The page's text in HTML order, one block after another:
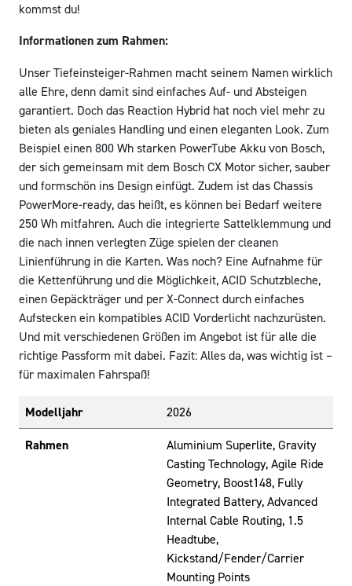
kommst du!
Informationen zum Rahmen:
Unser Tiefeinsteiger-Rahmen macht seinem Namen wirklich
alle Ehre, denn damit sind einfaches Auf- und Absteigen
garantiert. Doch das Reaction Hybrid hat noch viel mehr zu
bieten als geniales Handling und einen eleganten Look. Zum
Beispiel einen 800 Wh starken PowerTube Akku von Bosch,
der sich gemeinsam mit dem Bosch CX Motor sicher, sauber
und formschön ins Design einfügt. Zudem ist das Chassis
PowerMore-ready, das heißt, es können bei Bedarf weitere
250 Wh mitfahren. Auch die integrierte Sattelklemmung und
die nach innen verlegten Züge spielen der cleanen
Linienführung in die Karten. Was noch? Eine Aufnahme für
die Kettenführung und die Möglichkeit, ACID Schutzbleche,
einen Gepäckträger und per X-Connect durch einfaches
Aufstecken ein kompatibles ACID Vorderlicht nachzurüsten.
Und mit verschiedenen Größen im Angebot ist für alle die
richtige Passform mit dabei. Fazit: Alles da, was wichtig ist –
für maximalen Fahrspaß!
Modelljahr 2026
Rahmen
Aluminium Superlite, Gravity
Casting Technology, Agile Ride
Geometry, Boost148, Fully
Integrated Battery, Advanced
Internal Cable Routing, 1.5
Headtube,
Kickstand/Fender/Carrier
Mounting Points